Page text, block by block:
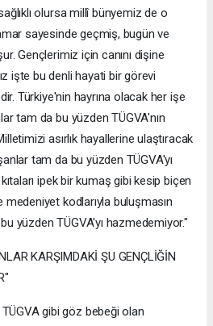
olursa millî bünyemiz de o
sayesinde geçmiş, bugün ve
Gençlerimiz için canını dişine
işte bu denli hayati bir görevi
Türkiye'nin hayrına olacak her işe
tam da bu yüzden TÜGVA'nın
asırlık hayallerine ulaştıracak
tam da bu yüzden TÜGVA'yı
ipek bir kumaş gibi kesip biçen
medeniyet kodlarıyla buluşmasın
yüzden TÜGVA'yı hazmedemiyor."
KARŞIMDAKİ ŞU GENÇLİĞİN
gibi göz bebeği olan